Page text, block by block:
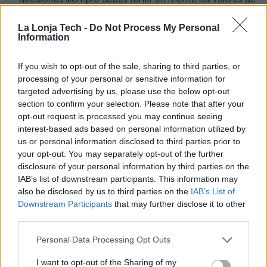
La Lonja Tech - Do Not Process My Personal
Information
If you wish to opt-out of the sale, sharing to third parties, or
processing of your personal or sensitive information for
targeted advertising by us, please use the below opt-out
section to confirm your selection. Please note that after your
opt-out request is processed you may continue seeing
interest-based ads based on personal information utilized by
us or personal information disclosed to third parties prior to
your opt-out. You may separately opt-out of the further
disclosure of your personal information by third parties on the
IAB’s list of downstream participants. This information may
also be disclosed by us to third parties on the IAB’s List of
Downstream Participants that may further disclose it to other
Personal Data Processing Opt Outs
I want to opt-out of the Sharing of my
la dirección correcta y no tomar decisiones que puedan
alterar el buen funcionamiento de tu negocio y su
hacia los objetivos que quieres alcanzar con tu empresa,
por ello, tomar decisiones en los que estos estén
presentes es fundamental.
Ábrete a recibir consejo.La toma de decisiones no
tiene y no debe ser una carga de una sola persona. Pide
consejo al resto de personas que trabajan contigo y
consigue diferentes perspectivas, ya que esto puede
enriquecer el proceso y descubrir puntos de vista que
quizá tú no te habías planteado. Además, involucrar a tu
equipo también fomentará el necesario ambiente de
colaboración y el compromiso de tus empleados con la
tomar decisiones es contar con la información
suficiente sobre las diferentes opciones para poder